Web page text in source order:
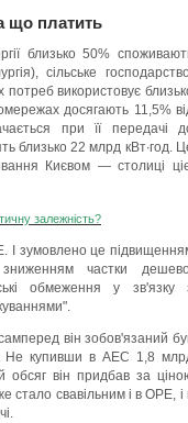
що платить
близько 50%
сільське
використовує
досягають 11,5%
при її передачі
близько 22 млрд кВт∙год.
Києвом — столиці
залежність?
І зумовлено це
частки
обмеження у зв'язку
він зобов'язаний
Не купивши в АЕС 1,8
обсяг він придбав за
стало свавільним і в ОРЕ, і